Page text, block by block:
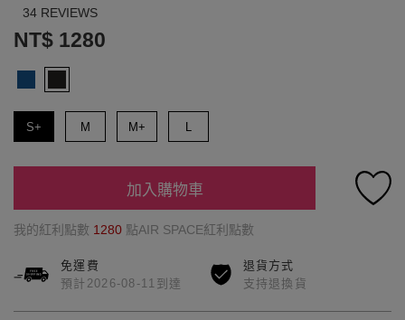
34 REVIEWS
NT$ 1280
S+ M M+ L
加入購物車
我的紅利點數 1280 點AIR SPACE紅利點數
免運費
預計2026-08-11到達
退貨方式
支持退換貨